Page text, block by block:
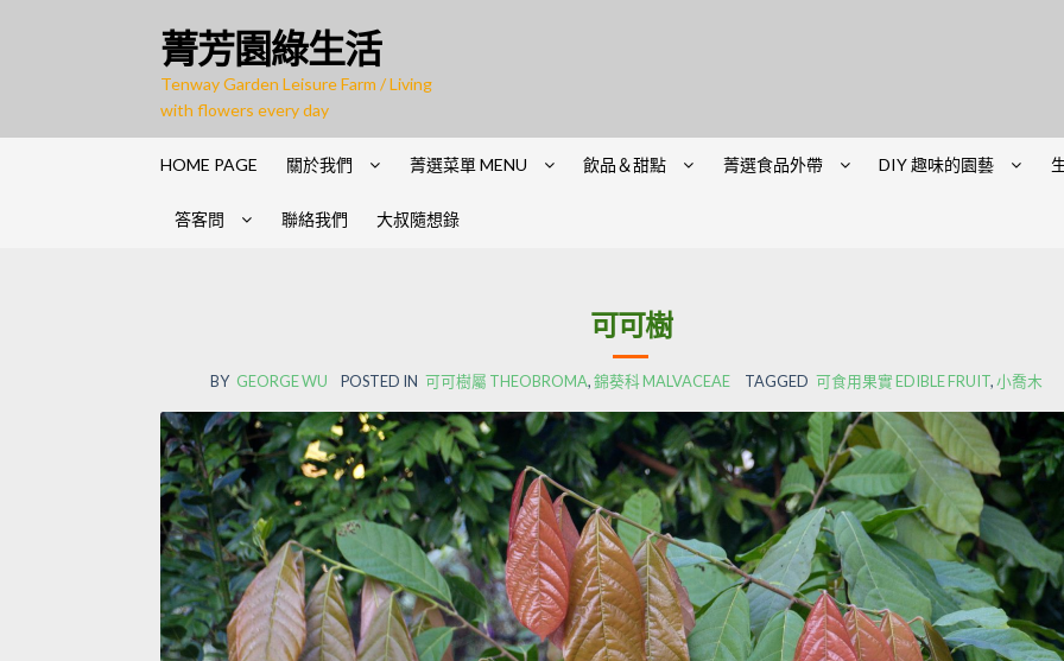
菁芳園綠生活
Tenway Garden Leisure Farm / Living
with flowers every day
HOME PAGE 關於我們 菁選菜單 MENU 飲品＆甜點 菁選食品外帶 DIY 趣味的園藝
答客問 聯絡我們 大叔隨想錄
可可樹
BY GEORGE WU POSTED IN 可可樹屬 THEOBROMA,錦葵科 MALVACEAE TAGGED 可食用果實 EDIBLE FRUIT,小喬木